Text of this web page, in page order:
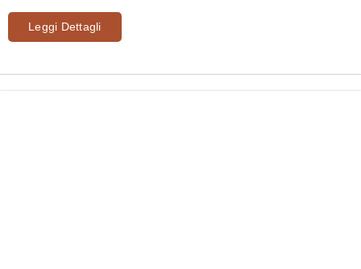
Leggi Dettagli